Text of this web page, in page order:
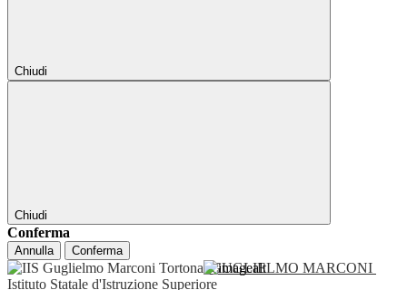
Chiudi
Chiudi
Conferma
Annulla Conferma
GUGLIELMO MARCONI
Istituto Statale d'Istruzione Superiore